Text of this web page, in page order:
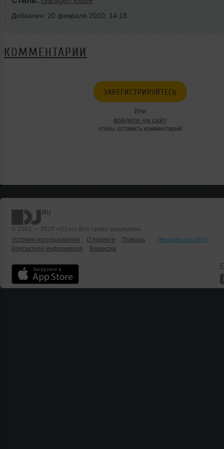
Добавлен: 20 февраля 2010, 14:18
КОММЕНТАРИИ
ЗАРЕГИСТРИРУЙТЕСЬ
Или
войдите на сайт
чтобы оставить комментарий
© 2001 — 2026 «DJ.ru» Все права защищены.
Условия использования
О проекте Помощь
Реклама на сайте
Контактная информация
Вакансии